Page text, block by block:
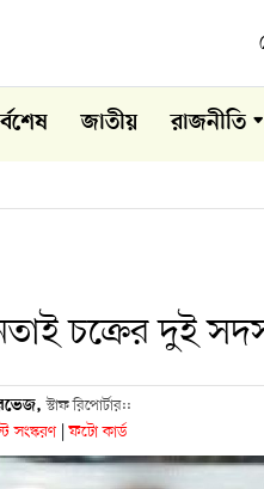
জাতীয় রাজনীতি
চক্রের দুই
স্টাফ রিপোর্টার::
সংস্করণ | ফটো কার্ড